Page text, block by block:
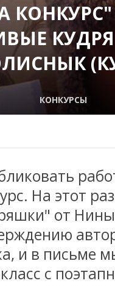
КОНКУРСЫ
На этот
от
и в письме
с